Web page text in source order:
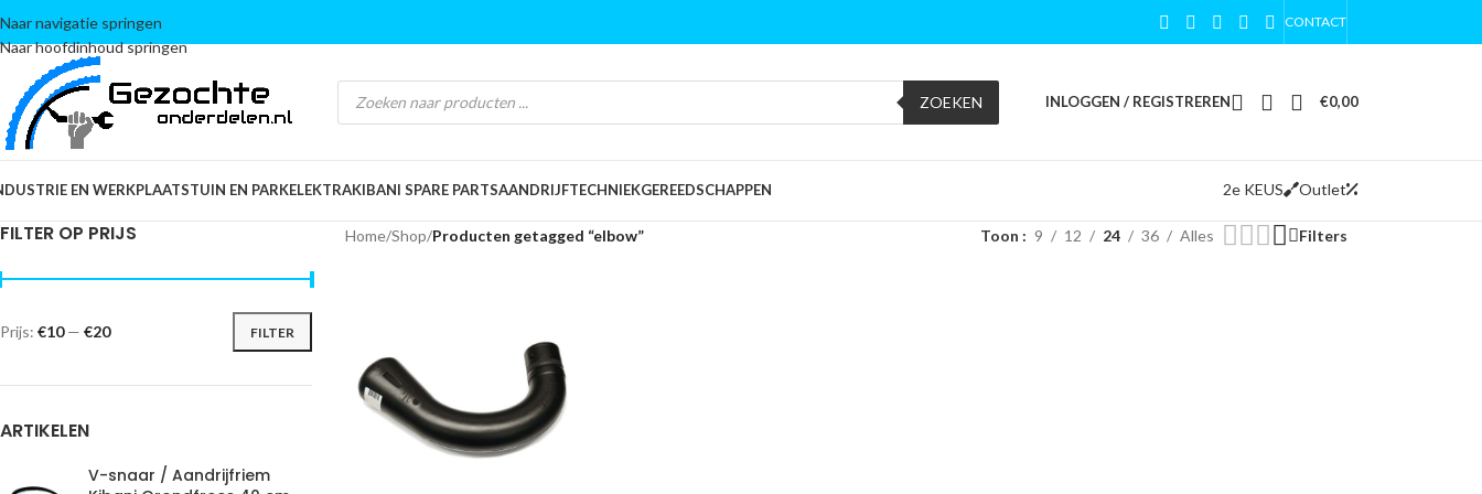
Naar navigatie springen
Naar hoofdinhoud springen
CONTACT
ZOEKEN INLOGGEN / REGISTREREN €0,00
EN WERKPLAATSTUIN EN PARKELEKTRAKIBANI SPARE PARTSAANDRIJFTECHNIEKGEREEDSCHAPPEN 2e KEUS Outlet
FILTER OP PRIJS
FILTER
Prijs: €10— €20
ARTIKELEN
V-snaar / Aandrijfriem
Home/Shop/Producten getagged “elbow” Toon 9 12 24 36 Alles Filters